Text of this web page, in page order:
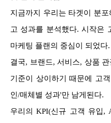
지금까지 우리는 타겟이 분
고 성과를 분석했다. 시작은
마케팅 플랜의 중심이 되었다.
결국, 브랜드, 서비스, 상품
기준이 상이하기 때문에 고
인/매체별 성과'만 남게된다.
우리의 KPI(신규 고객 유입,